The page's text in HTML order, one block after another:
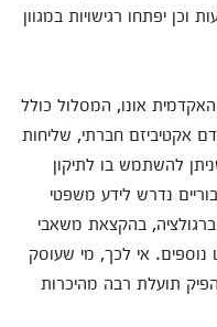
יפתחו רגישויות במגוון
אונו, המסלול כולל
אקטיביזם חברתי, שליחות
להשתמש בו לתיקון
נדרש לידע משפטי
בהקצאת משאבי
נוספים. אי לכך, מי שעוסק
תועלת רבה מהיכרות